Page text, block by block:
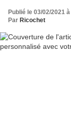
Publié le 03/02/2021
Par Ricochet